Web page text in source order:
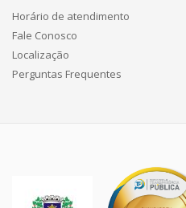
Horário de atendimento
Fale Conosco
Localização
Perguntas Frequentes